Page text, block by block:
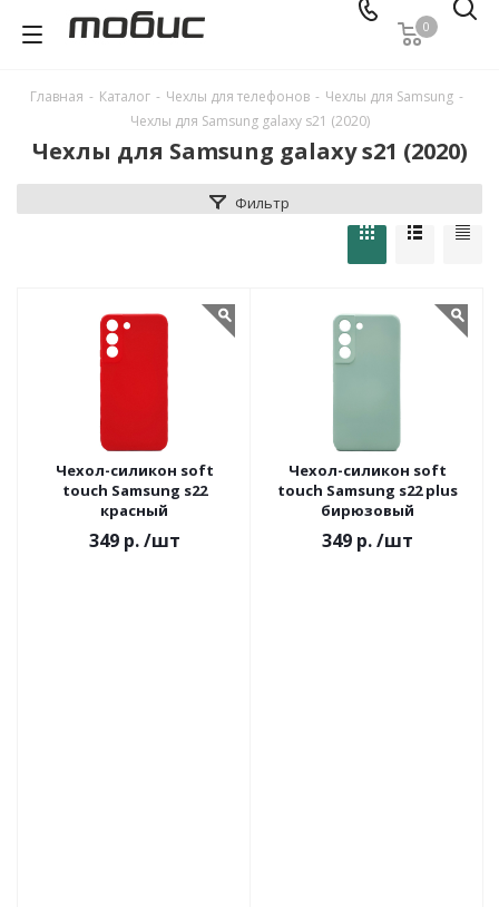
0
Главная - Каталог - Чехлы для телефонов - Чехлы для Samsung -
Чехлы для Samsung galaxy s21 (2020)
Чехлы для Samsung galaxy s21 (2020)
Фильтр
Чехол-силикон soft
touch Samsung s22
красный
349 р. /шт
Чехол-силикон soft
touch Samsung s22 plus
бирюзовый
349 р. /шт